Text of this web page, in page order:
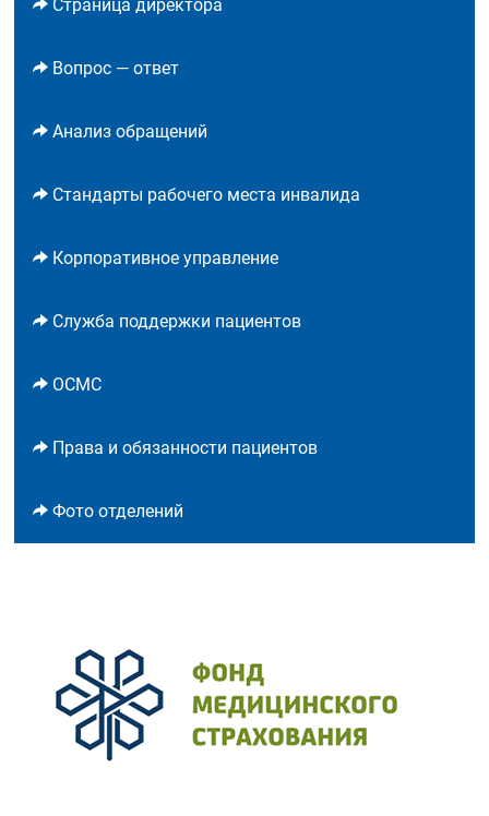
Страница директора
Вопрос — ответ
Анализ обращений
Стандарты рабочего места инвалида
Корпоративное управление
Служба поддержки пациентов
ОСМС
Права и обязанности пациентов
Фото отделений